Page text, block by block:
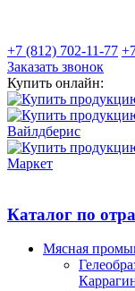
+7 (812) 702-11-77
Заказать звонок
Купить онлайн:
Каталог по
Мясная